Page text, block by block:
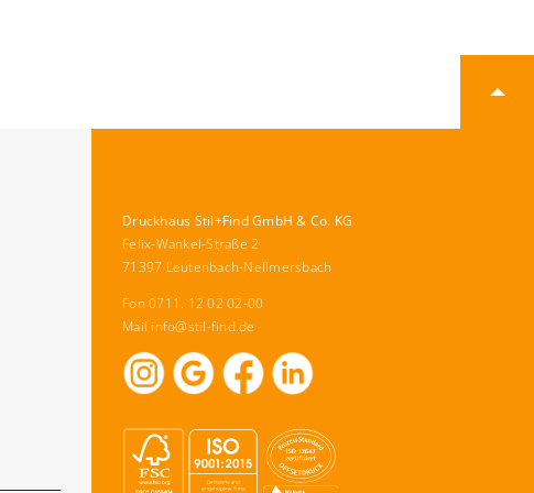
Druckhaus Stil+Find GmbH & Co. KG
Felix-Wankel-Straße 2
71397 Leutenbach-Nellmersbach
Fon 0711. 12 02 02-00
Mail info@stil-find.de